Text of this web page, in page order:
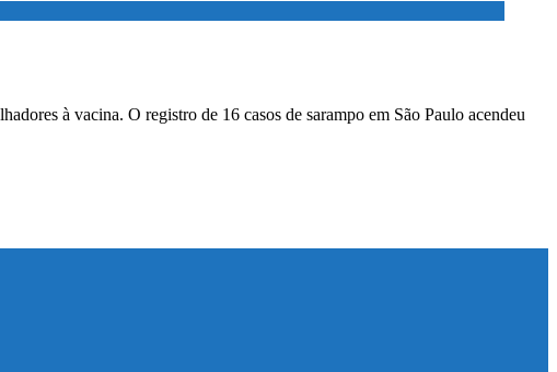
à vacina. O registro de 16 casos de sarampo em São Paulo acendeu